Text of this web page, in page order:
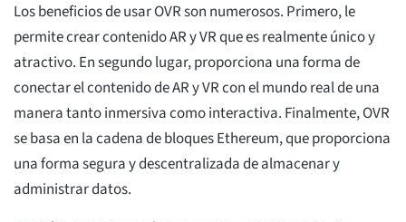
Los beneficios de usar OVR son numerosos. Primero, le
permite crear contenido AR y VR que es realmente único y
atractivo. En segundo lugar, proporciona una forma de
conectar el contenido de AR y VR con el mundo real de una
manera tanto inmersiva como interactiva. Finalmente, OVR
se basa en la cadena de bloques Ethereum, que proporciona
una forma segura y descentralizada de almacenar y
administrar datos.